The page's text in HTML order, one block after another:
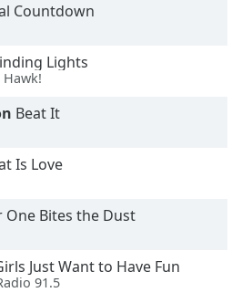
Countdown
Lights
Hawk!
Beat It
Is Love
One Bites the Dust
Just Want to Have Fun
91.5